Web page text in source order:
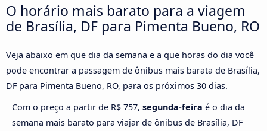
O horário mais barato para a viagem
de Brasília, DF para Pimenta Bueno, RO
Veja abaixo em que dia da semana e a que horas do dia você
pode encontrar a passagem de ônibus mais barata de Brasília,
DF para Pimenta Bueno, RO, para os próximos 30 dias.
Com o preço a partir de R$ 757, segunda-feira é o dia da
semana mais barato para viajar de ônibus de Brasília, DF